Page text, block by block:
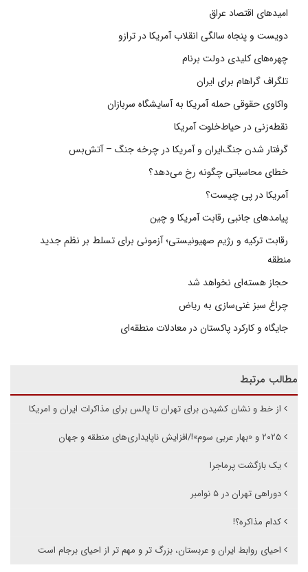
امیدهای اقتصاد عراق
دویست و پنجاه سالگی انقلاب آمریکا در ترازو
چهره‌های کلیدی دولت برنام
تلگراف گراهام برای ایران
واکاوی حقوقی حمله آمریکا به آسایشگاه سربازان
نقطه‌زنی در حیاط‌خلوت آمریکا
گرفتار شدن جنگ‌ایران و آمریکا در چرخه جنگ – آتش‌بس
خطای محاسباتی چگونه رخ می‌دهد؟
آمریکا در پی چیست؟
پیامدهای جانبی رقابت آمریکا و چین
رقابت ترکیه و رژیم صهیونیستی؛ آزمونی برای تسلط بر نظم جدید
منطقه
حجاز هسته‌ای نخواهد شد
چراغ سبز غنی‌سازی به ریاض
جایگاه و کارکرد پاکستان در معادلات منطقه‌ای
مطالب مرتبط
از خط و نشان کشیدن برای تهران تا پالس برای مذاکرات ایران و امریکا
۲۰۲۵ و «بهار عربی سوم»!/افزایش ناپایداری‌های منطقه و جهان
یک بازگشت پر‌ماجرا
دوراهی تهران در ۵ نوامبر
کدام مذاکره؟!
احیای روابط ایران و عربستان، بزرگ تر و مهم تر از احیای برجام است